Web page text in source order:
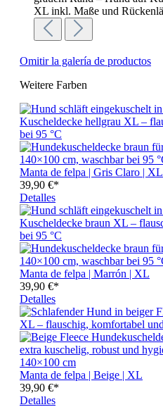
Omitir la galería de productos
Weitere Farben
Manta de felpa | Gris Claro | XL
39,90 €*
Detalles
Manta de felpa | Marrón | XL
39,90 €*
Detalles
Manta de felpa | Beige | XL
39,90 €*
Detalles